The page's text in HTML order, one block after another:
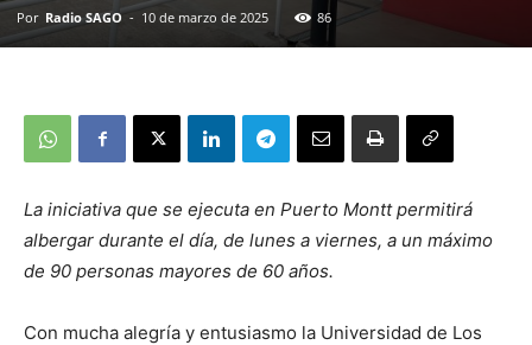
Por Radio SAGO - 10 de marzo de 2025 86
La iniciativa que se ejecuta en Puerto Montt permitirá
albergar durante el día, de lunes a viernes, a un máximo
de 90 personas mayores de 60 años.
Con mucha alegría y entusiasmo la Universidad de Los